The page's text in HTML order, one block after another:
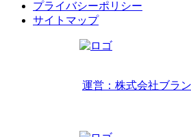
プライバシーポリシー
サイトマップ
運営：株式会社ブラ